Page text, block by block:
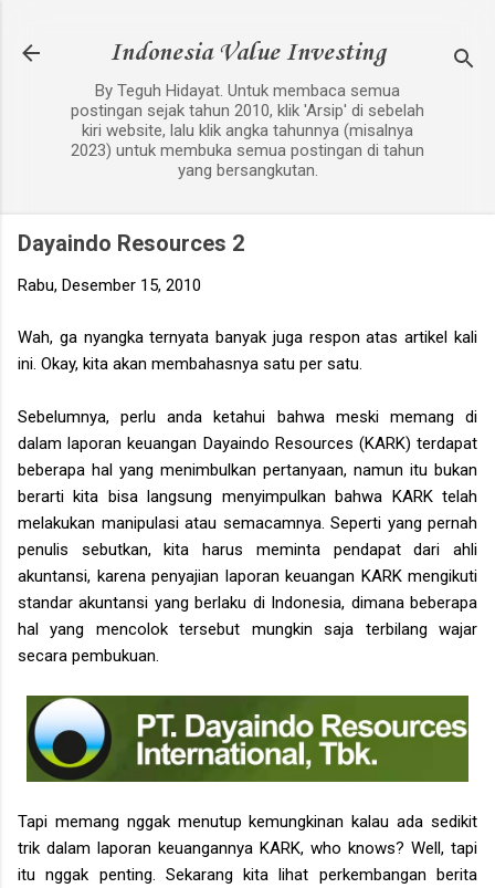
Indonesia Value Investing
By Teguh Hidayat. Untuk membaca semua
postingan sejak tahun 2010, klik 'Arsip' di sebelah
kiri website, lalu klik angka tahunnya (misalnya
2023) untuk membuka semua postingan di tahun
yang bersangkutan.
Dayaindo Resources 2
Rabu, Desember 15, 2010
Wah, ga nyangka ternyata banyak juga respon atas artikel kali
ini. Okay, kita akan membahasnya satu per satu.
Sebelumnya, perlu anda ketahui bahwa meski memang di
dalam laporan keuangan Dayaindo Resources (KARK) terdapat
beberapa hal yang menimbulkan pertanyaan, namun itu bukan
berarti kita bisa langsung menyimpulkan bahwa KARK telah
melakukan manipulasi atau semacamnya. Seperti yang pernah
penulis sebutkan, kita harus meminta pendapat dari ahli
akuntansi, karena penyajian laporan keuangan KARK mengikuti
standar akuntansi yang berlaku di Indonesia, dimana beberapa
hal yang mencolok tersebut mungkin saja terbilang wajar
secara pembukuan.
Tapi memang nggak menutup kemungkinan kalau ada sedikit
trik dalam laporan keuangannya KARK, who knows? Well, tapi
itu nggak penting. Sekarang kita lihat perkembangan berita